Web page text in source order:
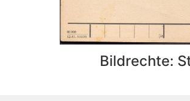
Bildrechte: